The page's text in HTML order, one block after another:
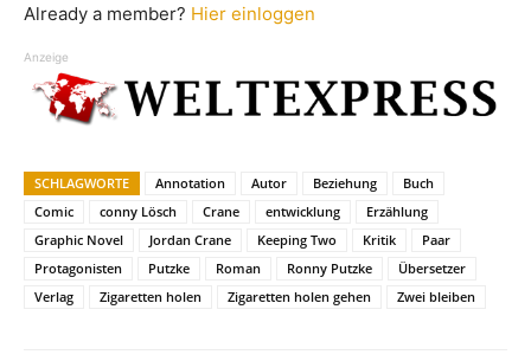
Already a member? Hier einloggen
Anzeige
SCHLAGWORTE Annotation Autor Beziehung
Buch
Comic
conny Lösch Crane entwicklung
Erzählung
Graphic Novel
Jordan Crane Keeping Two Kritik
Paar
Protagonisten
Putzke Roman Ronny Putzke
Übersetzer
Verlag
Zigaretten holen Zigaretten holen gehen Zwei bleiben